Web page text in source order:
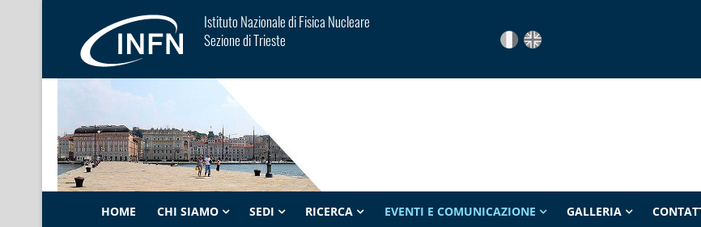
Istituto Nazionale di Fisica Nucleare
Sezione di Trieste
HOME CHI SIAMO SEDI RICERCA EVENTI E COMUNICAZIONE GALLERIA